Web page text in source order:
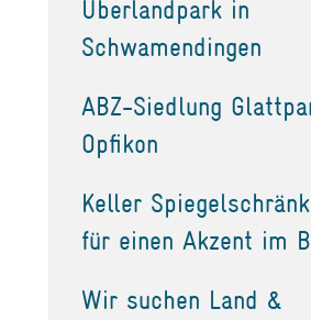
Überlandpark in
Schwamendingen
ABZ-Siedlung
Opfikon
Keller
für einen Akzent im
Wir suchen Land &